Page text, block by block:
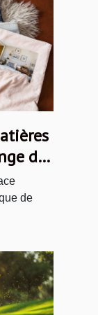
de
de